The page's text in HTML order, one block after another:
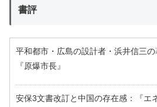
書評
平和都市・広島の設計者・浜井信三の
『原爆市長』
安保3文書改訂と中国の存在感：『エ